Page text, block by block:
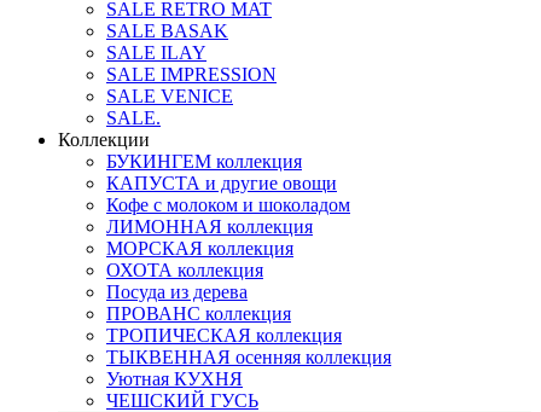
SALE RETRO MAT
SALE BASAK
SALE ILAY
SALE IMPRESSION
SALE VENICE
SALE.
Коллекции
БУКИНГЕМ коллекция
КАПУСТА и другие овощи
Кофе с молоком и шоколадом
ЛИМОННАЯ коллекция
МОРСКАЯ коллекция
ОХОТА коллекция
Посуда из дерева
ПРОВАНС коллекция
ТРОПИЧЕСКАЯ коллекция
ТЫКВЕННАЯ осенняя коллекция
Уютная КУХНЯ
ЧЕШСКИЙ ГУСЬ